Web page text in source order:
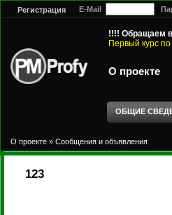
Регистрация E-Mail
!!!! Обращаем
Первый курс
О проекте
ОБЩИЕ
О проекте » Сообщения и объявления
123